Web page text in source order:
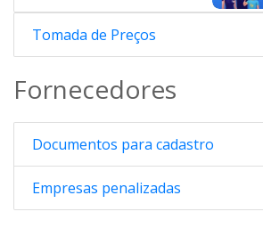
Tomada de Preços
Fornecedores
Documentos para cadastro
Empresas penalizadas